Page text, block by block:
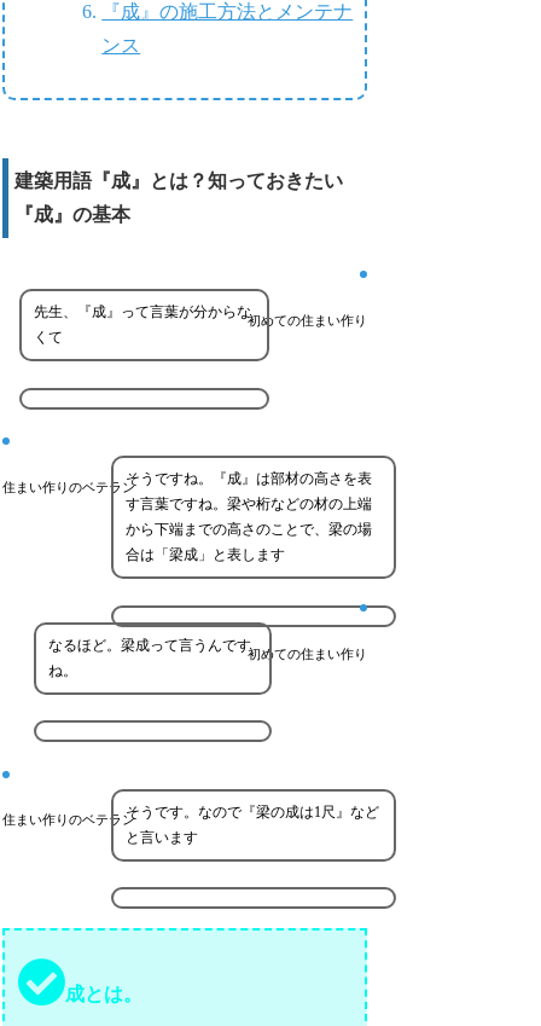
『成』の施工方法とメンテナ
ンス
建築用語『成』とは？知っておきたい
『成』の基本
初めての住まい作り
先生、『成』って言葉が分からな
くて
住まい作りのベテランそうですね。『成』は部材の高さを表
す言葉ですね。梁や桁などの材の上端
から下端までの高さのことで、梁の場
合は「梁成」と表します
初めての住まい作り
なるほど。梁成って言うんです
ね。
住まい作りのベテランそうです。なので『梁の成は1尺』など
と言います
成とは。